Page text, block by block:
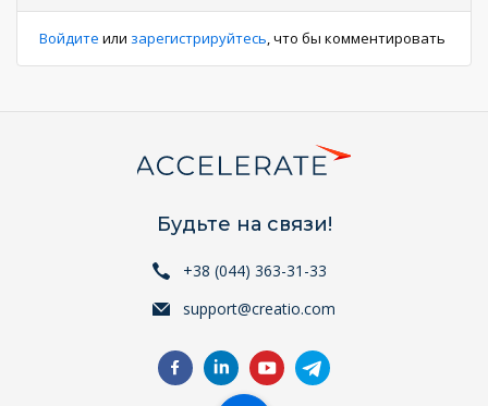
Войдите или зарегистрируйтесь, что бы комментировать
Будьте на связи!
+38 (044) 363-31-33
support@creatio.com